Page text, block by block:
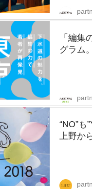
「編集
グラム
“NO”も
上野か